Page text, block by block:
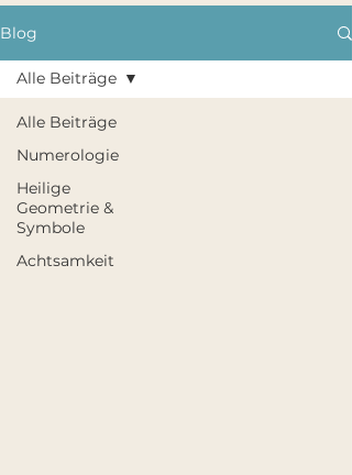
Blog
Alle Beiträge
Numerologie
Heilige
Geometrie &
Symbole
Achtsamkeit
Alle Beiträge